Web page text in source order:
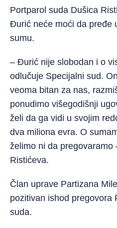
Portparol suda Dušica
Đurić neće moći da pređe
sumu.
– Đurić nije slobodan i o
odlučuje Specijalni sud.
veoma bitan za nas,
ponudimo višegodišnji
želi da ga vidi u svojim
dva miliona evra. O
želimo ni da pregovaramo
Ristićeva.
Član uprave Partizana
pozitivan ishod pregovora
suda.